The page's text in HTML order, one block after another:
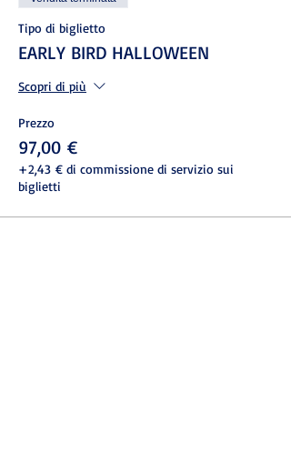
Tipo di biglietto
EARLY BIRD HALLOWEEN
Scopri di più
Prezzo
97,00 €
+2,43 € di commissione di servizio sui
biglietti